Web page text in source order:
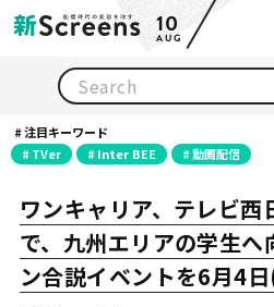
10
AUG
注目キーワード
TVer
Inter BEE 動画配信
ワンキャリア、テレビ
で、九州エリアの学生へ
ン合説イベントを6月4